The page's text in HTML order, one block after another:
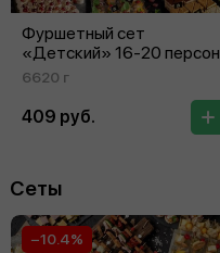
Фуршетный сет
«Детский» 16‑20 персон
6620 г
409 руб.
Сеты
−10.4%